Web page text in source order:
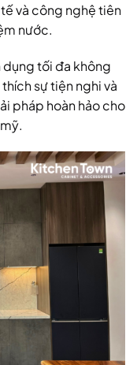
và công nghệ tiên
nước.
dụng tối đa không
sự tiện nghi và
pháp hoàn hảo cho